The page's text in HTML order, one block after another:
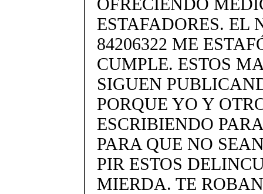
ESTAFADORES. EL
84206322 ME
CUMPLE. ESTOS
SIGUEN
PORQUE YO Y
ESCRIBIENDO
PARA QUE NO
PIR ESTOS
MIERDA. TE